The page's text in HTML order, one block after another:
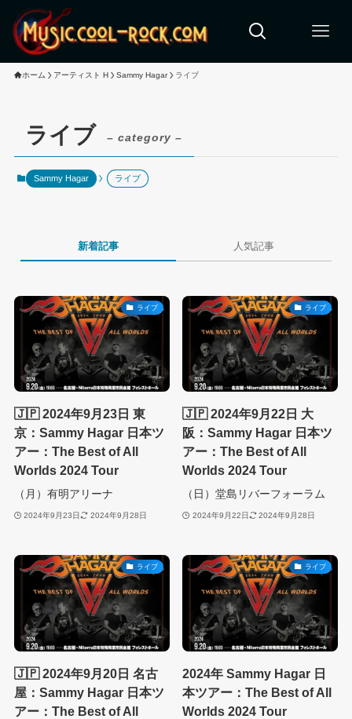
ホーム アーティスト H Sammy Hagar ライブ
ライブ – category –
Sammy Hagar ライブ
新着記事 人気記事
ライブ
🇯🇵 2024年9月23日 東
京：Sammy Hagar 日本ツ
アー：The Best of All
Worlds 2024 Tour
（月）有明アリーナ
2024年9月23日 2024年9月28日
ライブ
🇯🇵 2024年9月22日 大
阪：Sammy Hagar 日本ツ
アー：The Best of All
Worlds 2024 Tour
（日）堂島リバーフォーラム
2024年9月22日 2024年9月28日
ライブ
🇯🇵 2024年9月20日 名古
屋：Sammy Hagar 日本ツ
アー：The Best of All
ライブ
2024年 Sammy Hagar 日
本ツアー：The Best of All
Worlds 2024 Tour